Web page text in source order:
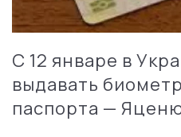
С 12 январе в
выдавать
паспорта —